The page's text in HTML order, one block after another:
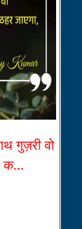
गुज़री वो
क...